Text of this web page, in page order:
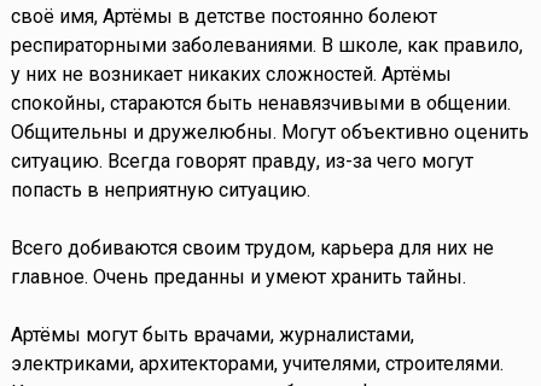
своё имя, Артёмы в детстве постоянно болеют
респираторными заболеваниями. В школе, как правило,
у них не возникает никаких сложностей. Артёмы
спокойны, стараются быть ненавязчивыми в общении.
Общительны и дружелюбны. Могут объективно оценить
ситуацию. Всегда говорят правду, из-за чего могут
попасть в неприятную ситуацию.
Всего добиваются своим трудом, карьера для них не
главное. Очень преданны и умеют хранить тайны.
Артёмы могут быть врачами, журналистами,
электриками, архитекторами, учителями, строителями.